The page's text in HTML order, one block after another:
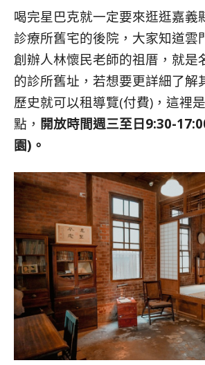
喝完星巴克就一定要來逛逛嘉義
診療所舊宅的後院，大家知道雲
創辦人林懷民老師的祖厝，就是
的診所舊址，若想要更詳細了解
歷史就可以租導覽(付費)，這裡
點， 開放時間週三至日9:30-
園)。